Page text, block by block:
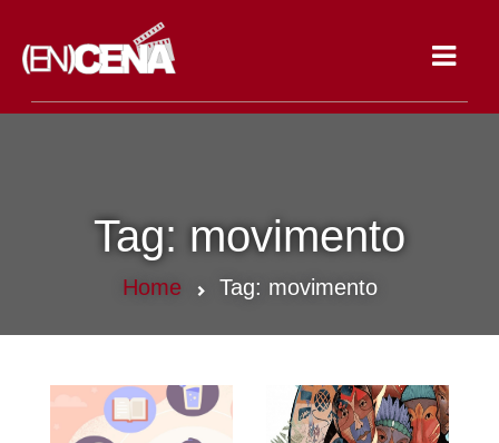
Tag: movimento
Home Tag: movimento